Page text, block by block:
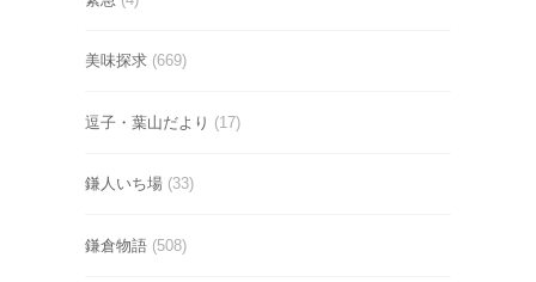
美味探求 (669)
逗子・葉山だより (17)
鎌人いち場 (33)
鎌倉物語 (508)